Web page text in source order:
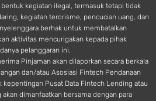
kegiatan ilegal, termasuk tetapi tidak
kegiatan terorisme, pencucian uang, dan
berhak untuk membatalkan
aktivitas mencurigakan kepada pihak
pelanggaran ini.
Pinjaman akan dilaporkan secara berkala
dan/atau Asosiasi Fintech Pendanaan
kepentingan Pusat Data Fintech Lending atau
dimanfaatkan bersama dengan para